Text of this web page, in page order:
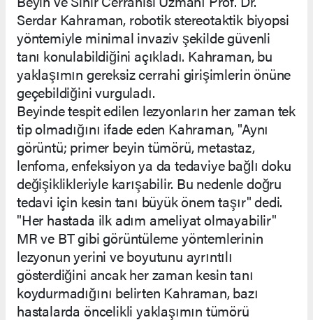
Serdar Kahraman, robotik stereotaktik biyopsi
yöntemiyle minimal invaziv şekilde güvenli
tanı konulabildiğini açıkladı. Kahraman, bu
yaklaşımın gereksiz cerrahi girişimlerin önüne
geçebildiğini vurguladı.
Beyinde tespit edilen lezyonların her zaman tek
tip olmadığını ifade eden Kahraman, "Aynı
görüntü; primer beyin tümörü, metastaz,
lenfoma, enfeksiyon ya da tedaviye bağlı doku
değişiklikleriyle karışabilir. Bu nedenle doğru
tedavi için kesin tanı büyük önem taşır" dedi.
"Her hastada ilk adım ameliyat olmayabilir"
MR ve BT gibi görüntüleme yöntemlerinin
lezyonun yerini ve boyutunu ayrıntılı
gösterdiğini ancak her zaman kesin tanı
koydurmadığını belirten Kahraman, bazı
hastalarda öncelikli yaklaşımın tümörü